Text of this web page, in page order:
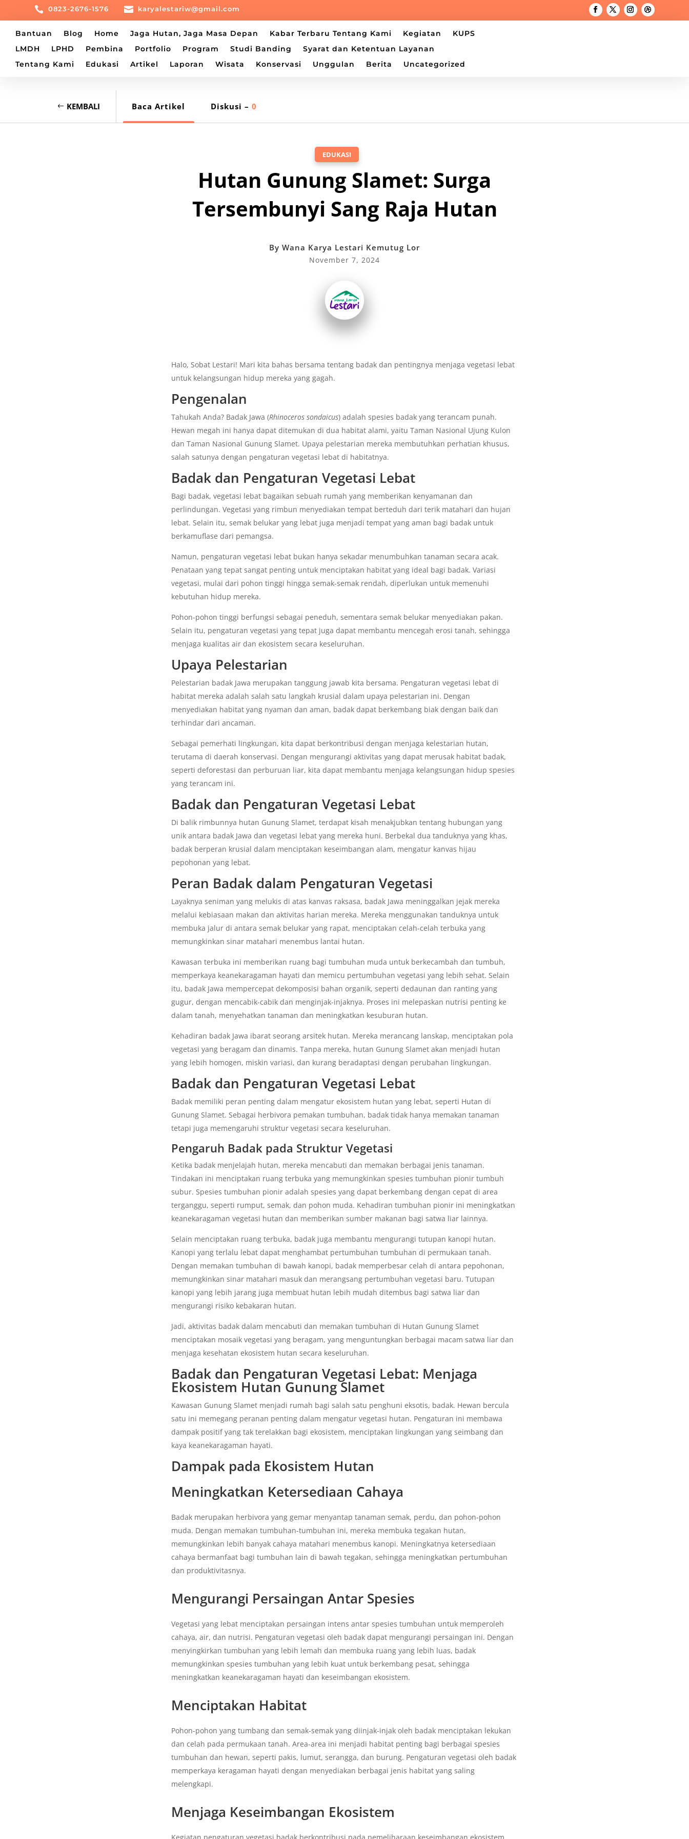
 0823-2676-1576  karyalestariw@gmail.com
Bantuan Blog Home Jaga Hutan, Jaga Masa Depan Kabar Terbaru Tentang Kami Kegiatan
KUPS
LMDH
LPHD Pembina Portfolio Program Studi Banding
Syarat dan Ketentuan Layanan
Tentang Kami
Edukasi Artikel Laporan Wisata Konservasi Unggulan Berita Uncategorized
KEMBALI Baca Artikel Diskusi – 0
EDUKASI
Hutan Gunung Slamet: Surga
Tersembunyi Sang Raja Hutan
By Wana Karya Lestari Kemutug Lor
November 7, 2024
Halo, Sobat Lestari! Mari kita bahas bersama tentang badak dan pentingnya menjaga vegetasi lebat
untuk kelangsungan hidup mereka yang gagah.
Pengenalan
Tahukah Anda? Badak Jawa (Rhinoceros sondaicus) adalah spesies badak yang terancam punah.
Hewan megah ini hanya dapat ditemukan di dua habitat alami, yaitu Taman Nasional Ujung Kulon
dan Taman Nasional Gunung Slamet. Upaya pelestarian mereka membutuhkan perhatian khusus,
salah satunya dengan pengaturan vegetasi lebat di habitatnya.
Badak dan Pengaturan Vegetasi Lebat
Bagi badak, vegetasi lebat bagaikan sebuah rumah yang memberikan kenyamanan dan
perlindungan. Vegetasi yang rimbun menyediakan tempat berteduh dari terik matahari dan hujan
lebat. Selain itu, semak belukar yang lebat juga menjadi tempat yang aman bagi badak untuk
berkamuflase dari pemangsa.
Namun, pengaturan vegetasi lebat bukan hanya sekadar menumbuhkan tanaman secara acak.
Penataan yang tepat sangat penting untuk menciptakan habitat yang ideal bagi badak. Variasi
vegetasi, mulai dari pohon tinggi hingga semak-semak rendah, diperlukan untuk memenuhi
kebutuhan hidup mereka.
Pohon-pohon tinggi berfungsi sebagai peneduh, sementara semak belukar menyediakan pakan.
Selain itu, pengaturan vegetasi yang tepat juga dapat membantu mencegah erosi tanah, sehingga
menjaga kualitas air dan ekosistem secara keseluruhan.
Upaya Pelestarian
Pelestarian badak Jawa merupakan tanggung jawab kita bersama. Pengaturan vegetasi lebat di
habitat mereka adalah salah satu langkah krusial dalam upaya pelestarian ini. Dengan
menyediakan habitat yang nyaman dan aman, badak dapat berkembang biak dengan baik dan
terhindar dari ancaman.
Sebagai pemerhati lingkungan, kita dapat berkontribusi dengan menjaga kelestarian hutan,
terutama di daerah konservasi. Dengan mengurangi aktivitas yang dapat merusak habitat badak,
seperti deforestasi dan perburuan liar, kita dapat membantu menjaga kelangsungan hidup spesies
yang terancam ini.
Badak dan Pengaturan Vegetasi Lebat
Di balik rimbunnya hutan Gunung Slamet, terdapat kisah menakjubkan tentang hubungan yang
unik antara badak Jawa dan vegetasi lebat yang mereka huni. Berbekal dua tanduknya yang khas,
badak berperan krusial dalam menciptakan keseimbangan alam, mengatur kanvas hijau
pepohonan yang lebat.
Peran Badak dalam Pengaturan Vegetasi
Layaknya seniman yang melukis di atas kanvas raksasa, badak Jawa meninggalkan jejak mereka
melalui kebiasaan makan dan aktivitas harian mereka. Mereka menggunakan tanduknya untuk
membuka jalur di antara semak belukar yang rapat, menciptakan celah-celah terbuka yang
memungkinkan sinar matahari menembus lantai hutan.
Kawasan terbuka ini memberikan ruang bagi tumbuhan muda untuk berkecambah dan tumbuh,
memperkaya keanekaragaman hayati dan memicu pertumbuhan vegetasi yang lebih sehat. Selain
itu, badak Jawa mempercepat dekomposisi bahan organik, seperti dedaunan dan ranting yang
gugur, dengan mencabik-cabik dan menginjak-injaknya. Proses ini melepaskan nutrisi penting ke
dalam tanah, menyehatkan tanaman dan meningkatkan kesuburan hutan.
Kehadiran badak Jawa ibarat seorang arsitek hutan. Mereka merancang lanskap, menciptakan pola
vegetasi yang beragam dan dinamis. Tanpa mereka, hutan Gunung Slamet akan menjadi hutan
yang lebih homogen, miskin variasi, dan kurang beradaptasi dengan perubahan lingkungan.
Badak dan Pengaturan Vegetasi Lebat
Badak memiliki peran penting dalam mengatur ekosistem hutan yang lebat, seperti Hutan di
Gunung Slamet. Sebagai herbivora pemakan tumbuhan, badak tidak hanya memakan tanaman
tetapi juga memengaruhi struktur vegetasi secara keseluruhan.
Pengaruh Badak pada Struktur Vegetasi
Ketika badak menjelajah hutan, mereka mencabuti dan memakan berbagai jenis tanaman.
Tindakan ini menciptakan ruang terbuka yang memungkinkan spesies tumbuhan pionir tumbuh
subur. Spesies tumbuhan pionir adalah spesies yang dapat berkembang dengan cepat di area
terganggu, seperti rumput, semak, dan pohon muda. Kehadiran tumbuhan pionir ini meningkatkan
keanekaragaman vegetasi hutan dan memberikan sumber makanan bagi satwa liar lainnya.
Selain menciptakan ruang terbuka, badak juga membantu mengurangi tutupan kanopi hutan.
Kanopi yang terlalu lebat dapat menghambat pertumbuhan tumbuhan di permukaan tanah.
Dengan memakan tumbuhan di bawah kanopi, badak memperbesar celah di antara pepohonan,
memungkinkan sinar matahari masuk dan merangsang pertumbuhan vegetasi baru. Tutupan
kanopi yang lebih jarang juga membuat hutan lebih mudah ditembus bagi satwa liar dan
mengurangi risiko kebakaran hutan.
Jadi, aktivitas badak dalam mencabuti dan memakan tumbuhan di Hutan Gunung Slamet
menciptakan mosaik vegetasi yang beragam, yang menguntungkan berbagai macam satwa liar dan
menjaga kesehatan ekosistem hutan secara keseluruhan.
Badak dan Pengaturan Vegetasi Lebat: Menjaga
Ekosistem Hutan Gunung Slamet
Kawasan Gunung Slamet menjadi rumah bagi salah satu penghuni eksotis, badak. Hewan bercula
satu ini memegang peranan penting dalam mengatur vegetasi hutan. Pengaturan ini membawa
dampak positif yang tak terelakkan bagi ekosistem, menciptakan lingkungan yang seimbang dan
kaya keanekaragaman hayati.
Dampak pada Ekosistem Hutan
Meningkatkan Ketersediaan Cahaya
Badak merupakan herbivora yang gemar menyantap tanaman semak, perdu, dan pohon-pohon
muda. Dengan memakan tumbuhan-tumbuhan ini, mereka membuka tegakan hutan,
memungkinkan lebih banyak cahaya matahari menembus kanopi. Meningkatnya ketersediaan
cahaya bermanfaat bagi tumbuhan lain di bawah tegakan, sehingga meningkatkan pertumbuhan
dan produktivitasnya.
Mengurangi Persaingan Antar Spesies
Vegetasi yang lebat menciptakan persaingan intens antar spesies tumbuhan untuk memperoleh
cahaya, air, dan nutrisi. Pengaturan vegetasi oleh badak dapat mengurangi persaingan ini. Dengan
menyingkirkan tumbuhan yang lebih lemah dan membuka ruang yang lebih luas, badak
memungkinkan spesies tumbuhan yang lebih kuat untuk berkembang pesat, sehingga
meningkatkan keanekaragaman hayati dan keseimbangan ekosistem.
Menciptakan Habitat
Pohon-pohon yang tumbang dan semak-semak yang diinjak-injak oleh badak menciptakan lekukan
dan celah pada permukaan tanah. Area-area ini menjadi habitat penting bagi berbagai spesies
tumbuhan dan hewan, seperti pakis, lumut, serangga, dan burung. Pengaturan vegetasi oleh badak
memperkaya keragaman hayati dengan menyediakan berbagai jenis habitat yang saling
melengkapi.
Menjaga Keseimbangan Ekosistem
Kegiatan pengaturan vegetasi badak berkontribusi pada pemeliharaan keseimbangan ekosistem